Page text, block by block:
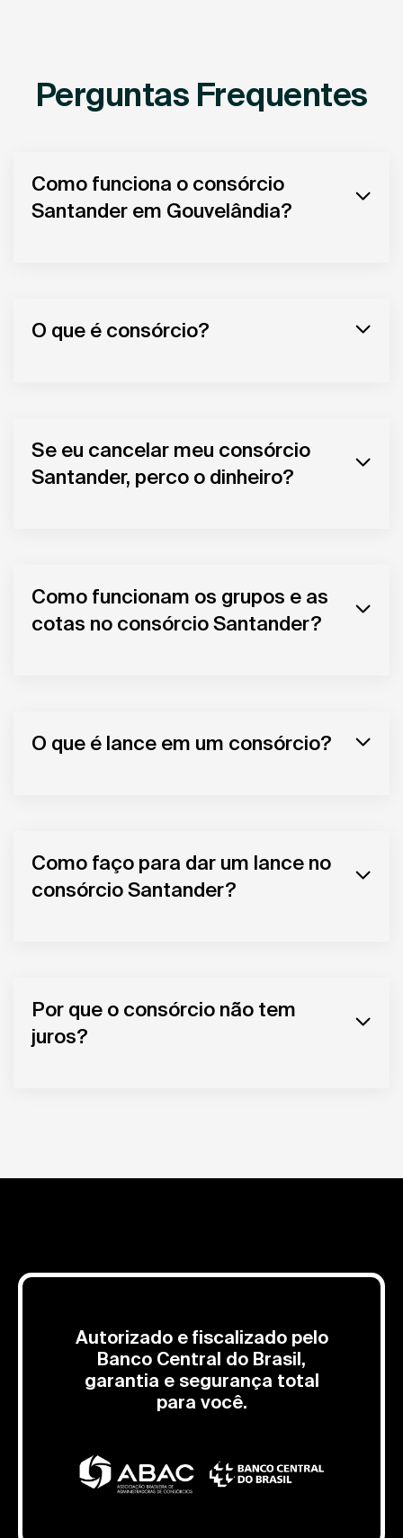
Perguntas Frequentes
Como funciona o consórcio
Santander em Gouvelândia?
O que é consórcio?
Se eu cancelar meu consórcio
Santander, perco o dinheiro?
Como funcionam os grupos e as
cotas no consórcio Santander?
O que é lance em um consórcio?
Como faço para dar um lance no
consórcio Santander?
Por que o consórcio não tem
juros?
Autorizado e fiscalizado pelo
Banco Central do Brasil,
garantia e segurança total
para você.